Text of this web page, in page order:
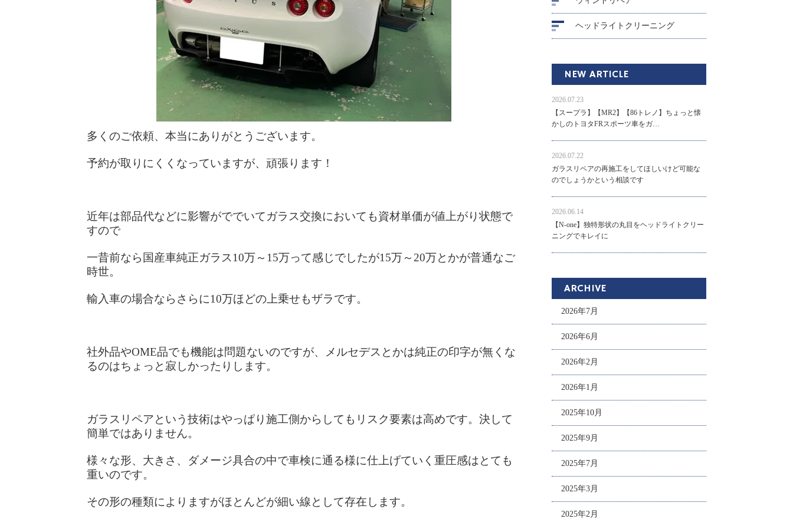
多くのご依頼、本当にありがとうございます。
予約が取りにくくなっていますが、頑張ります！
近年は部品代などに影響がででいてガラス交換においても資材単価が値上がり状態で
すので
一昔前なら国産車純正ガラス10万～15万って感じでしたが15万～20万とかが普通なご
時世。
輸入車の場合ならさらに10万ほどの上乗せもザラです。
社外品やOME品でも機能は問題ないのですが、メルセデスとかは純正の印字が無くな
るのはちょっと寂しかったりします。
ガラスリペアという技術はやっぱり施工側からしてもリスク要素は高めです。決して
簡単ではありません。
様々な形、大きさ、ダメージ具合の中で車検に通る様に仕上げていく重圧感はとても
重いのです。
その形の種類によりますがほとんどが細い線として存在します。
ヘッドライトクリーニング
NEW ARTICLE
2026.07.23
【スープラ】【MR2】【86トレノ】ちょっと懐
かしのトヨタFRスポーツ車をガ…
2026.07.22
ガラスリペアの再施工をしてほしいけど可能な
のでしょうかという相談です
2026.06.14
【N-one】独特形状の丸目をヘッドライトクリー
ニングでキレイに
ARCHIVE
2026年7月
2026年6月
2026年2月
2026年1月
2025年10月
2025年9月
2025年7月
2025年3月
2025年2月